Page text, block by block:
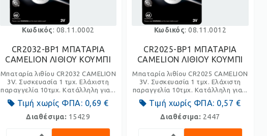
Κωδικός: 08.11.0002
CR2032-BP1 ΜΠΑΤΑΡΙΑ
CAMELION ΛΙΘΙΟΥ ΚΟΥΜΠΙ
Μπαταρία λιθίου CR2032 CAMELION
3V. Συσκευασία 1 τμχ. Ελάχιστη
παραγγελία 10τμχ. Κατάλληλη για...
Τιμή χωρίς ΦΠΑ: 0,69 €
Διαθέσιμα: 15429
Κωδικός: 08.11.0012
CR2025-BP1 ΜΠΑΤΑΡΙΑ
CAMELION ΛΙΘΙΟΥ ΚΟΥΜΠΙ
Μπαταρία λιθίου CR2025 CAMELION
3V. Συσκευασία 1 τμχ. Ελάχιστη
παραγγελία 10τμχ. Κατάλληλη για...
Τιμή χωρίς ΦΠΑ: 0,57 €
Διαθέσιμα: 2447